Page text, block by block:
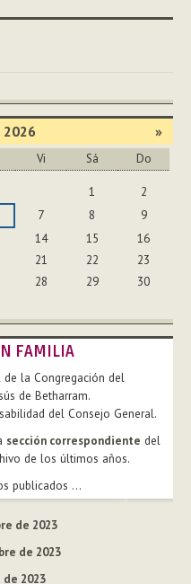
2026 »
Vi Sá Do
1
2
7 8
9
14 15
16
21 22
23
28 29
30
FAMILIA
la Congregación del
de Betharram.
del Consejo General.
sección correspondiente del
de los últimos años.
publicados ...
de 2023
de 2023
2023